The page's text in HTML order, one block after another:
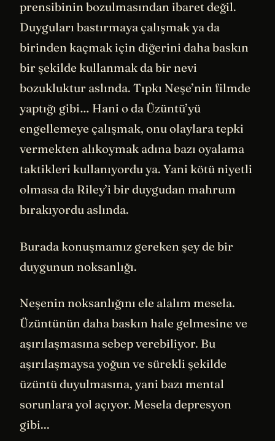
prensibinin bozulmasından ibaret değil.
Duyguları bastırmaya çalışmak ya da
birinden kaçmak için diğerini daha baskın
bir şekilde kullanmak da bir nevi
bozukluktur aslında. Tıpkı Neşe’nin filmde
yaptığı gibi… Hani o da Üzüntü’yü
engellemeye çalışmak, onu olaylara tepki
vermekten alıkoymak adına bazı oyalama
taktikleri kullanıyordu ya. Yani kötü niyetli
olmasa da Riley’i bir duygudan mahrum
bırakıyordu aslında.
Burada konuşmamız gereken şey de bir
duygunun noksanlığı.
Neşenin noksanlığını ele alalım mesela.
Üzüntünün daha baskın hale gelmesine ve
aşırılaşmasına sebep verebiliyor. Bu
aşırılaşmaysa yoğun ve sürekli şekilde
üzüntü duyulmasına, yani bazı mental
sorunlara yol açıyor. Mesela depresyon
gibi...